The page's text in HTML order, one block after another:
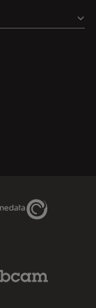
Genedata Link